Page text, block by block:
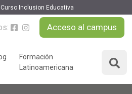
Curso Inclusion Educativa
Acceso al campus
Formación
Latinoamericana